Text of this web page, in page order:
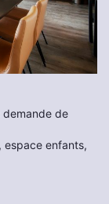
demande de
espace enfants,